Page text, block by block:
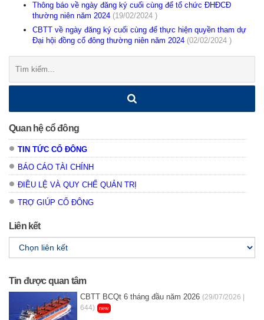
Thông báo về ngày đăng ký cuối cùng để tổ chức ĐHĐCĐ
thường niên năm 2024 (19/02/2024 )
CBTT về ngày đăng ký cuối cùng để thực hiện quyền tham dự
Đại hội đồng cổ đông thường niên năm 2024 (02/02/2024 )
kiếm:
Quan hệ cổ đông
TIN TỨC CỔ ĐÔNG
BÁO CÁO TÀI CHÍNH
ĐIỀU LỆ VÀ QUY CHẾ QUẢN TRỊ
TRỢ GIÚP CỔ ĐÔNG
Liên kết
Tin được quan tâm
CBTT BCQt 6 tháng đầu năm 2026 (29/07/2026 |
644)
new